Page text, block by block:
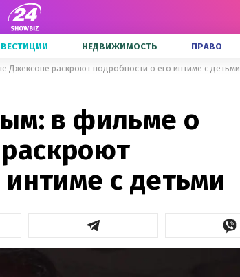
НЕДВИЖИМОСТЬ ПРАВО
Джексоне раскроют подробности о его интиме с детьми
в фильме о
с детьми